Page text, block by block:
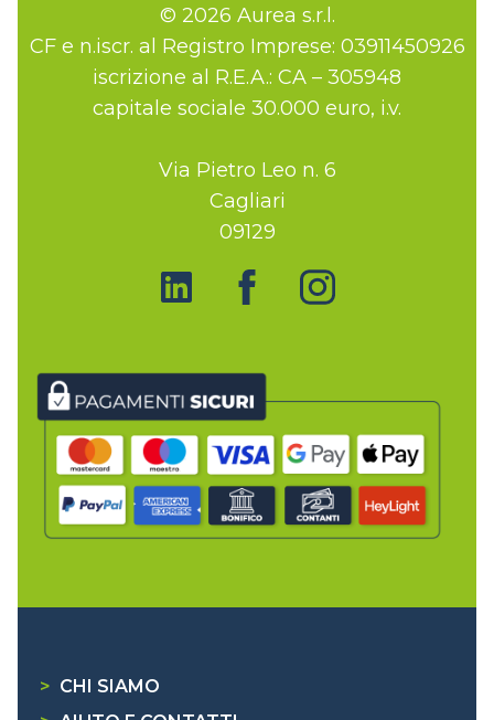
© 2026 Aurea s.r.l.
CF e n.iscr. al Registro Imprese: 03911450926
iscrizione al R.E.A.: CA – 305948
capitale sociale 30.000 euro, i.v.
Via Pietro Leo n. 6
Cagliari
09129
> CHI SIAMO